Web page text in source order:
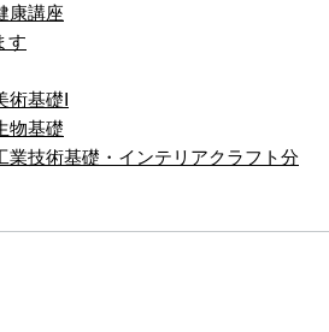
康講座
す
術基礎Ⅰ
物基礎
業技術基礎・インテリアクラフト分